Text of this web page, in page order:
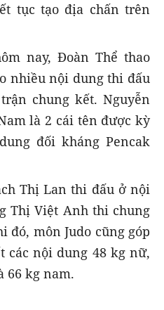
tục tạo địa chấn trên
nay, Đoàn Thể thao
nhiều nội dung thi đấu
chung kết. Nguyễn
là 2 cái tên được kỳ
đối kháng Pencak
Thị Lan thi đấu ở nội
Thị Việt Anh thi chung
đó, môn Judo cũng góp
các nội dung 48 kg nữ,
66 kg nam.